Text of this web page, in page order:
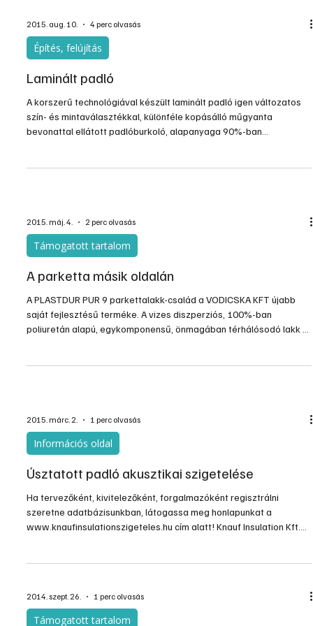
2015. aug. 10. 4 perc olvasás
Építés, felújítás
Laminált padló
A korszerű technológiával készült laminált padló igen változatos
szín- és mintaválasztékkal, különféle kopásálló műgyanta
bevonattal ellátott padlóburkoló, alapanyaga 90%-ban
2015. máj. 4. 2 perc olvasás
Támogatott tartalom
A parketta másik oldalán
A PLASTDUR PUR 9 parkettalakk-család a VODICSKA KFT újabb
saját fejlesztésű terméke. A vizes diszperziós, 100%-ban
poliuretán alapú, egykomponensű, önmagában térhálósodó lakk a
2015. márc. 2. 1 perc olvasás
Információs oldal
Úsztatott padló akusztikai szigetelése
Ha tervezőként, kivitelezőként, forgalmazóként regisztrálni
szeretne adatbázisunkban, látogassa meg honlapunkat a
www.knaufinsulationszigeteles.hu cím alatt! Knauf Insulation Kft.
2014. szept. 26. 1 perc olvasás
Támogatott tartalom